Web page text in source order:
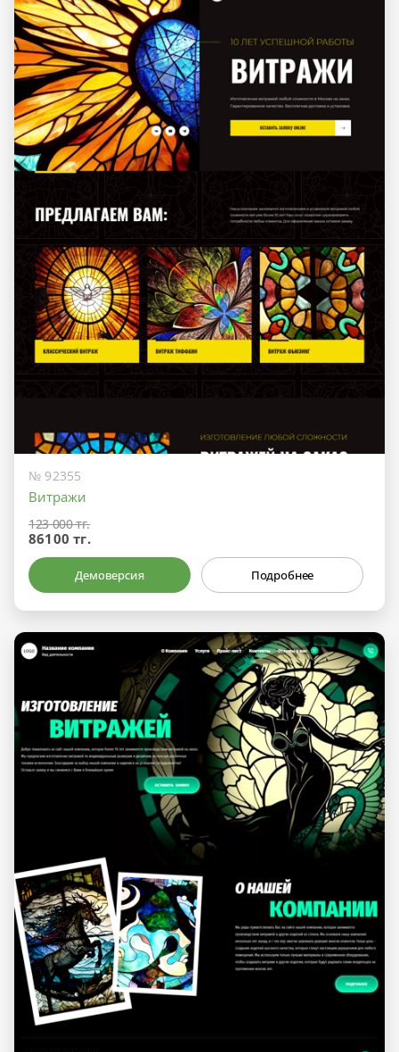
№ 92355
Витражи
123 000 тг.
86100 тг.
Демоверсия Подробнее